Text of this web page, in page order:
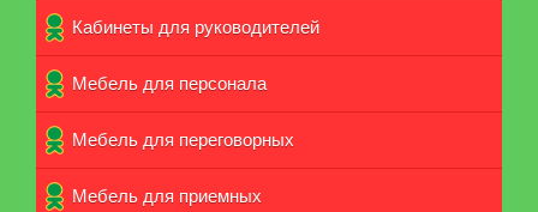
Кабинеты для руководителей
Мебель для персонала
Мебель для переговорных
Мебель для приемных